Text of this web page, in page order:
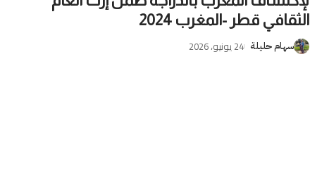
الثقافي قطر -المغرب 2024
سهام حليلة 24 يونيو، 2026